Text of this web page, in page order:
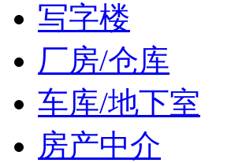
写字楼
厂房/仓库
车库/地下室
房产中介